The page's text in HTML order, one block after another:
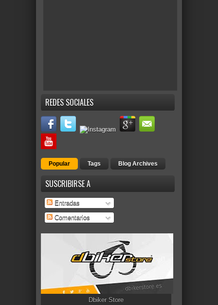
REDES SOCIALES
Popular Tags Blog Archives
SUSCRIBIRSE A
Entradas
Comentarios
Dbiker Store